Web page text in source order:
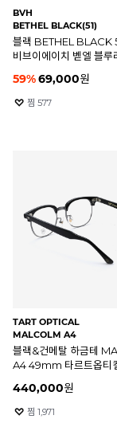
BVH
BETHEL BLACK(51)
블랙 BETHEL BLACK
비브이에이치 벧엘 블루
59%69,000원
찜 577
TART OPTICAL
MALCOLM A4
블랙&건메탈 하금테
A4 49mm 타르트옵티
440,000원
찜 1,971